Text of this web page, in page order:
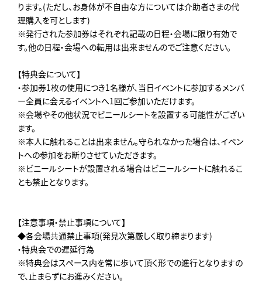
ります。(ただし、お身体が不自由な方については介助者さまの代
理購入を可とします)
※発行された参加券はそれぞれ記載の日程・会場に限り有効で
す。他の日程・会場への転用は出来ませんのでご注意ください。
【特典会について】
・参加券1枚の使用につき1名様が、当日イベントに参加するメンバ
ー全員に会えるイベントへ1回ご参加いただけます。
※会場やその他状況でビニールシートを設置する可能性がござい
ます。
※本人に触れることは出来ません。守られなかった場合は、イベン
トへの参加をお断りさせていただきます。
※ビニールシートが設置される場合はビニールシートに触れるこ
とも禁止となります。
【注意事項・禁止事項について】
◆各会場共通禁止事項(発見次第厳しく取り締まります)
・特典会での遅延行為
※特典会はスペース内を常に歩いて頂く形での進行となりますの
で、止まらずにお進みください。